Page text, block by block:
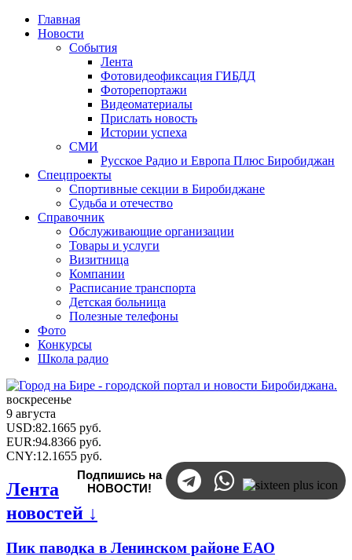
Главная
Новости
События
Лента
Фотовидеофиксация ГИБДД
Фоторепортажи
Видеоматериалы
Прислать новость
Истории успеха
СМИ
Русское Радио и Европа Плюс Биробиджан
Спецпроекты
Спортивные секции в Биробиджане
Судьба и отечество
Справочник
Обслуживающие организации
Товары и услуги
Визитница
Компании
Расписание транспорта
Детская больница
Полезные телефоны
Фото
Конкурсы
Школа радио
воскресенье
9 августа
USD:82.1665 руб.
EUR:94.8366 руб.
CNY:12.1655 руб.
Подпишись на
НОВОСТИ!
Лента
новостей ↓
Пик паводка в Ленинском районе ЕАО